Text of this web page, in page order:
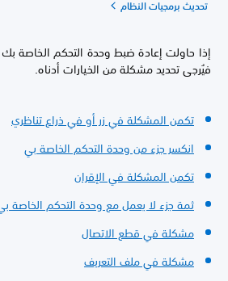
تحديث برمجيات النظام
إذا حاولت إعادة ضبط وحدة التحكم الخاصة
فيُرجى تحديد مشكلة من الخيارات أدناه.
تكمن المشكلة في زر أو في ذراع تناظري
انكسر جزء من وحدة التحكم الخاصة بي
تكمن المشكلة في الإقران
ثمة جزء لا يعمل مع وحدة التحكم الخاصة
مشكلة في قطع الاتصال
مشكلة في ملف التعريف